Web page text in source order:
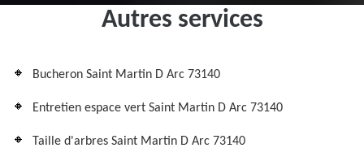
Autres services
Bucheron Saint Martin D Arc 73140
Entretien espace vert Saint Martin D Arc 73140
Taille d'arbres Saint Martin D Arc 73140